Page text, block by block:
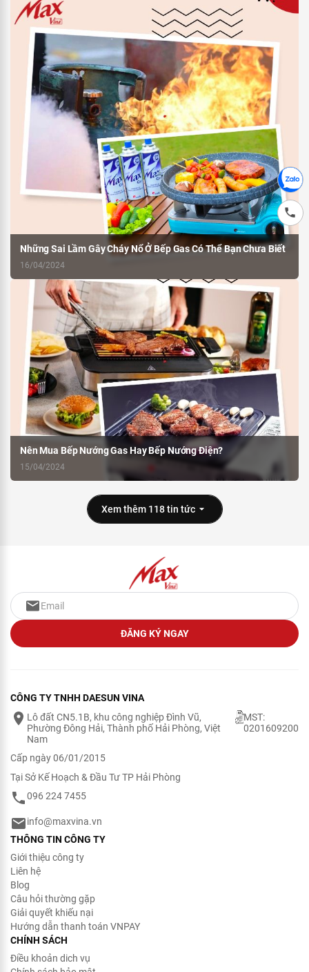
Những Sai Lầm Gây Cháy Nổ Ở Bếp Gas Có Thể Bạn Chưa Biết
16/04/2024
Nên Mua Bếp Nướng Gas Hay Bếp Nướng Điện?
15/04/2024
Xem thêm 118 tin tức
ĐĂNG KÝ NGAY
CÔNG TY TNHH DAESUN VINA
Lô đất CN5.1B, khu công nghiệp Đình Vũ,
Phường Đông Hải, Thành phố Hải Phòng, Việt
Nam
MST:
0201609200
Cấp ngày 06/01/2015
Tại Sở Kế Hoạch & Đầu Tư TP Hải Phòng
096 224 7455
info@maxvina.vn
THÔNG TIN CÔNG TY
Giới thiệu công ty
Liên hệ
Blog
Câu hỏi thường gặp
Giải quyết khiếu nại
Hướng dẫn thanh toán VNPAY
CHÍNH SÁCH
Điều khoản dich vụ